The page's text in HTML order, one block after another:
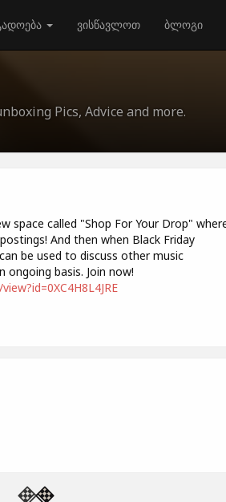
ვისწავლოთ ბლოგი
Pics, Advice and more.
space called "Shop For Your Drop"
And then when Black Friday
be used to discuss other music
basis. Join now!